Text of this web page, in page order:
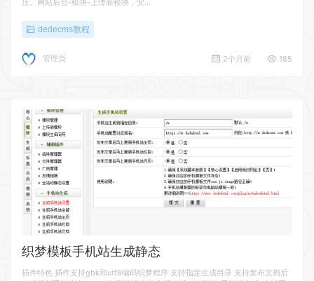
压。网站后台-模块-上传新模块，安…
dedecms教程
管理员 2个月前 185
织梦模板手机站生成静态
插件特色 插件支持gbk和utf8编码织梦程序 支持指定生成目录 支持发布文档后